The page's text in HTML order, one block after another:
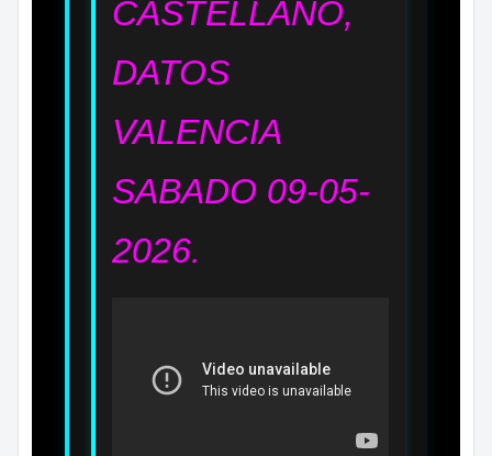
CASTELLANO,
DATOS
VALENCIA
SABADO 09-05-
2026.